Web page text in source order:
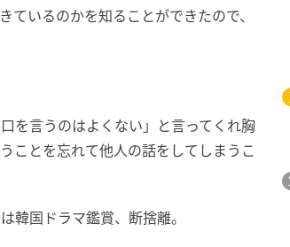
いるのかを知ることができたので、
を言うのはよくない」と言ってくれ胸
ことを忘れて他人の話をしてしまうこ
韓国ドラマ鑑賞、断捨離。